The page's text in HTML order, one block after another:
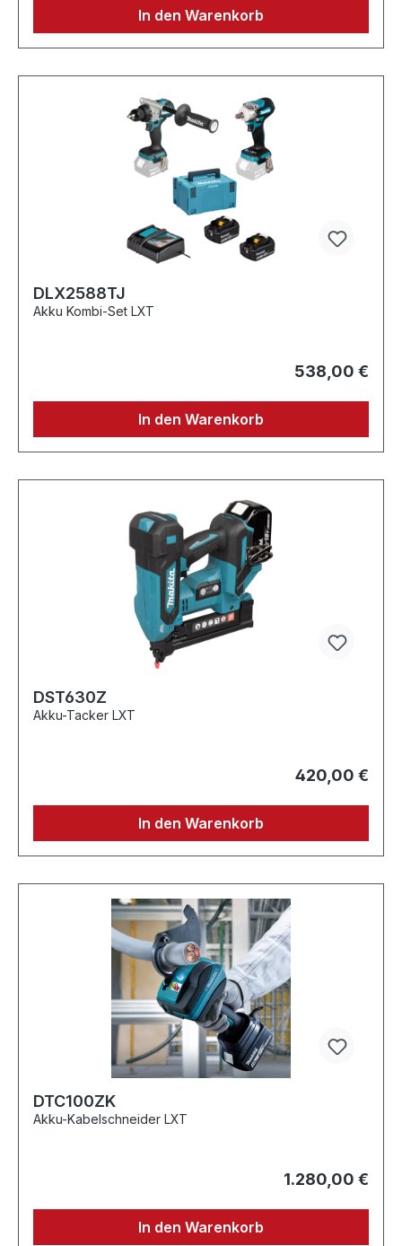
In den Warenkorb
DLX2588TJ
Akku Kombi-Set LXT
538,00 €
In den Warenkorb
DST630Z
Akku-Tacker LXT
420,00 €
In den Warenkorb
DTC100ZK
Akku-Kabelschneider LXT
1.280,00 €
In den Warenkorb